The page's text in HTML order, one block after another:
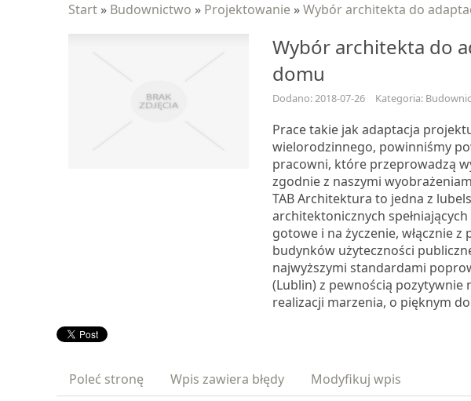
Start » Budownictwo » Projektowanie »Wybór architekta do
Wybór architekta do
domu
Dodano: 2018-07-26 Kategoria:
Prace takie jak adaptacja
wielorodzinnego, powinniśmy
pracowni, które przeprowadzą
zgodnie z naszymi
TAB Architektura to jedna z
architektonicznych
gotowe i na życzenie, włącznie
budynków użyteczności
najwyższymi standardami
(Lublin) z pewnością pozytywnie
realizacji marzenia, o pięknym
Poleć stronę Wpis zawiera błędy Modyfikuj wpis